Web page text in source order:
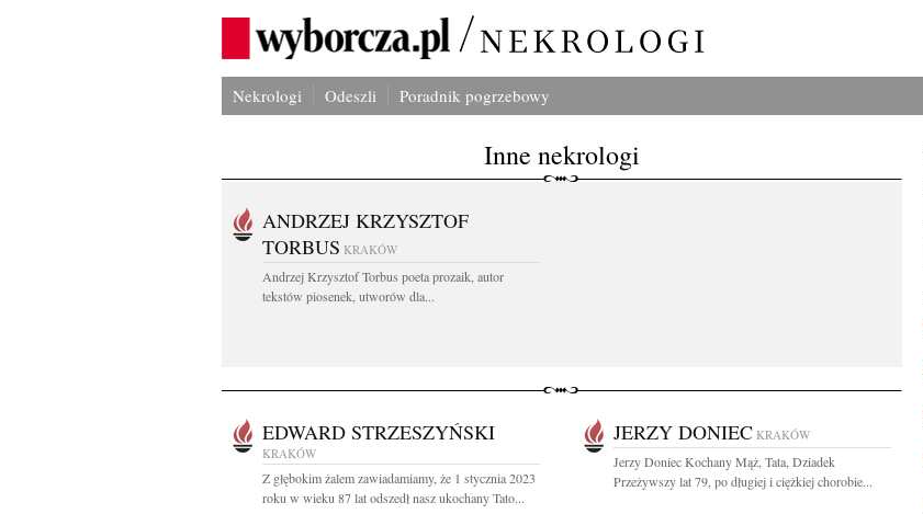
Nekrologi Odeszli Poradnik pogrzebowy
Inne nekrologi
ANDRZEJ KRZYSZTOF
TORBUS KRAKÓW
Andrzej Krzysztof Torbus poeta prozaik, autor
tekstów piosenek, utworów dla...
EDWARD STRZESZYŃSKI
KRAKÓW
Z głębokim żalem zawiadamiamy, że 1 stycznia 2023
roku w wieku 87 lat odszedł nasz ukochany Tato...
JERZY DONIEC KRAKÓW
Jerzy Doniec Kochany Mąż, Tata, Dziadek
Przeżywszy lat 79, po długiej i ciężkiej chorobie...